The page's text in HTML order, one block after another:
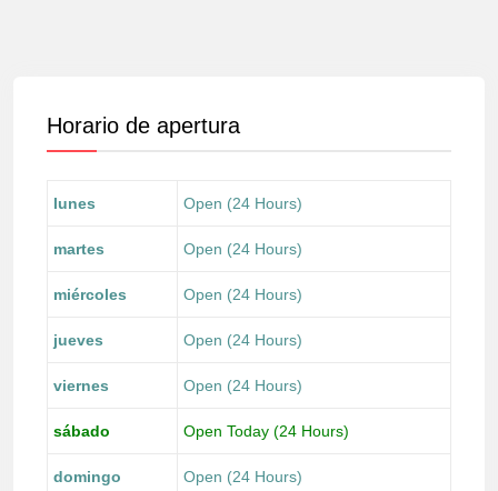
Horario de apertura
lunes Open (24 Hours)
martes Open (24 Hours)
miércoles Open (24 Hours)
jueves Open (24 Hours)
viernes Open (24 Hours)
sábado Open Today (24 Hours)
domingo Open (24 Hours)